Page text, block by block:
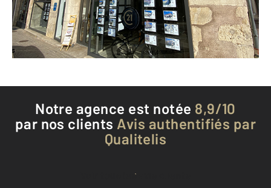
Envoyer un message
Téléphoner à l'agence
Notre agence est notée 8,9/10
par nos clients Avis authentifiés par
Qualitelis
Voir tous les avis clients